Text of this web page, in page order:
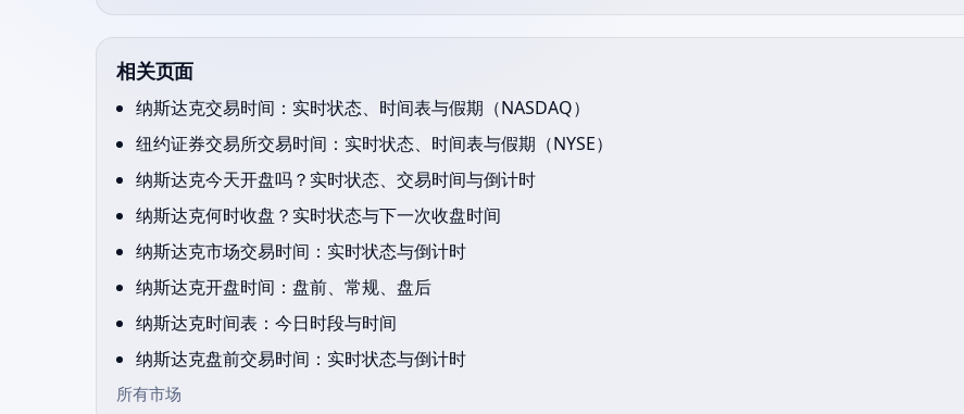
相关页面
纳斯达克交易时间：实时状态、时间表与假期（NASDAQ）
纽约证券交易所交易时间：实时状态、时间表与假期（NYSE）
纳斯达克今天开盘吗？实时状态、交易时间与倒计时
纳斯达克何时收盘？实时状态与下一次收盘时间
纳斯达克市场交易时间：实时状态与倒计时
纳斯达克开盘时间：盘前、常规、盘后
纳斯达克时间表：今日时段与时间
纳斯达克盘前交易时间：实时状态与倒计时
所有市场